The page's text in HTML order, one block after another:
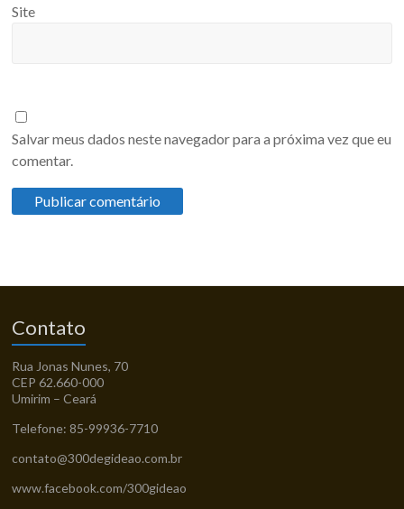
Site
Salvar meus dados neste navegador para a próxima vez que eu
comentar.
Contato
Rua Jonas Nunes, 70
CEP 62.660-000
Umirim – Ceará
Telefone: 85-99936-7710
contato@300degideao.com.br
www.facebook.com/300gideao